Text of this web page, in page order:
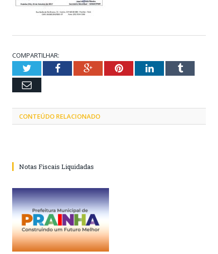
COMPARTILHAR:
TwitterFacebookGoogle+PinterestLinkedInTumblr
Email
CONTEÚDO RELACIONADO
Notas Fiscais Liquidadas